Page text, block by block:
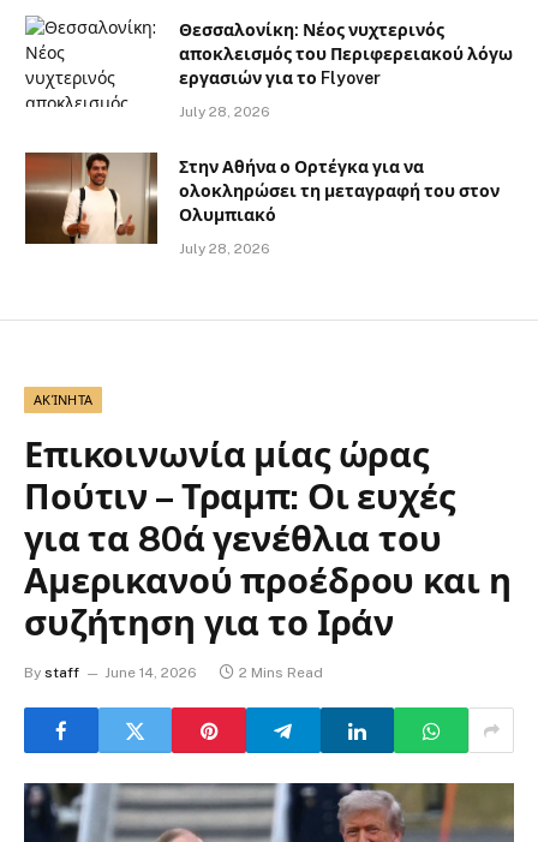
Θεσσαλονίκη: Νέος νυχτερινός
αποκλεισμός του Περιφερειακού λόγω
εργασιών για το Flyover
July 28, 2026
Στην Αθήνα ο Ορτέγκα για να
ολοκληρώσει τη μεταγραφή του στον
Ολυμπιακό
July 28, 2026
ΑΚΊΝΗΤΑ
Επικοινωνία μίας ώρας
Πούτιν – Τραμπ: Οι ευχές
για τα 80ά γενέθλια του
Αμερικανού προέδρου και η
συζήτηση για το Ιράν
By staff June 14, 2026 2 Mins Read